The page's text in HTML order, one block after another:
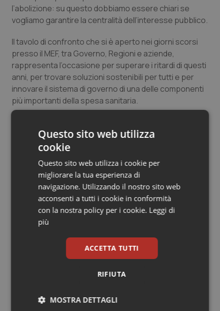
Salute orale & impianti
Sangue & coagulazione
Tiroide
Tumore al seno
Tumore ovarico
Tumori del Polmone & Testa Collo
Tumori gastrointestinali
Ulcera & Reflusso
Vaccini
l’abolizione: su questo dobbiamo essere chiari se
vogliamo garantire la centralità dell’interesse pubblico.
Il tavolo di confronto che si è aperto nei giorni scorsi
presso il MEF, tra Governo, Regioni e aziende,
rappresenta l’occasione per superare i ritardi di questi
anni, per trovare soluzioni sostenibili per tutti e per
innovare il sistema di governo di una delle componenti
più importanti della spesa sanitaria.
derivano per le istituzioni preposte, a partire dai
ministeri, il persistere dell’inerzia sarebbe
inaccettabile e irresponsabile.
Simone Bezzini
Assessore al diritto alla salute della Regione Tos
28 Marzo 2025
© Riproduzione riservata
Questo sito web utilizza
cookie
Questo sito web utilizza i cookie per
migliorare la tua esperienza di
navigazione. Utilizzando il nostro sito web
acconsenti a tutti i cookie in conformità
con la nostra policy per i cookie. Leggi di
più
ACCETTA TUTTI
RIFIUTA
MOSTRA DETTAGLI